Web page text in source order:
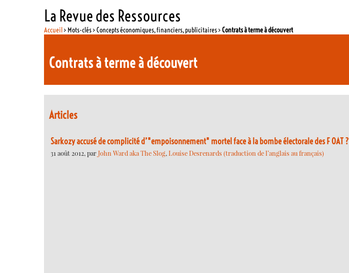
La Revue des Ressources
Accueil> Mots-clés > Concepts économiques, financiers, publicitaires >Contrats à terme à découvert
Contrats à terme à découvert
Articles
Sarkozy accusé de complicité d’"empoisonnement" mortel face à la bombe électorale des F OAT ?
31 août 2012, parJohn Ward aka The Slog, Louise Desrenards (traduction de l’anglais au français)